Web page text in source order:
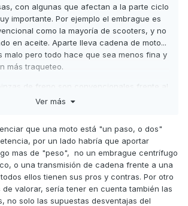
con algunas que afectan a la parte ciclo
importante. Por ejemplo el embrague es
como la mayoría de scooters, y no
en aceite. Aparte lleva cadena de moto...
malo pero todo hace que sea menos fina y
más traqueteo.
de freno son convencionales frente al
las otras. Y el amortiguador trasero
el tema de la conectividad en la ak y la
BMW. O la llave de proximidad, que no
modos de conducción, ni full led.
sufre cuando le aprietas en comparación
es más pesada. Vamos... que si te gustan
tu moto.
Ver más
que una moto está "un paso, o dos"
por un lado habría que aportar
mas de "peso", no un embrague centrífugo
o una transmisión de cadena frente a una
ellos tienen sus pros y contras. Por otro
valorar, sería tener en cuenta también las
no solo las supuestas desventajas del